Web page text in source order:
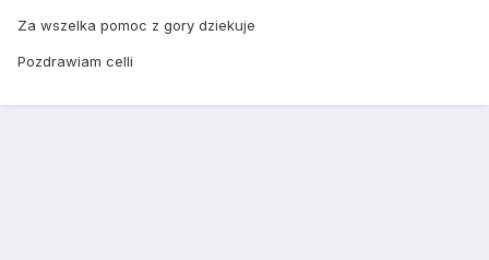
Za wszelka pomoc z gory dziekuje
Pozdrawiam celli